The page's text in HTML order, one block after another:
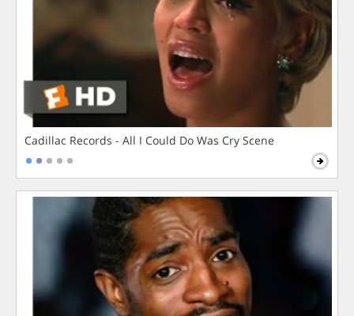
Cadillac Records - All I Could Do Was Cry Scene